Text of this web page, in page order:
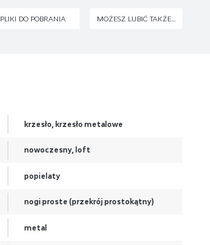
PLIKI DO POBRANIA MOŻESZ LUBIĆ TAKŻE...
krzesło, krzesło metalowe
nowoczesny, loft
popielaty
nogi proste (przekrój prostokątny)
metal